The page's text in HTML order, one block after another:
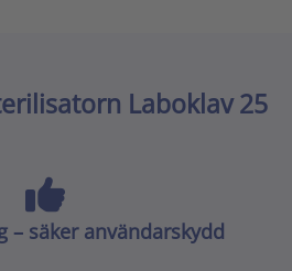
Laboklav 25
säker användarskydd